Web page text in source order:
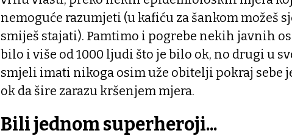
nemoguće razumjeti (u kafiću za šankom možeš
smiješ stajati). Pamtimo i pogrebe nekih javnih
bilo i više od 1000 ljudi što je bilo ok, no drugi u
smjeli imati nikoga osim uže obitelji pokraj sebe
ok da šire zarazu kršenjem mjera.
Bili jednom superheroji...